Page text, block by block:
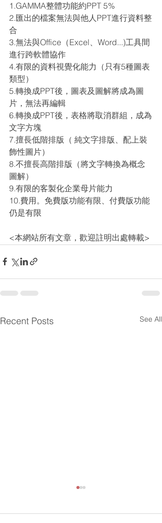
1.GAMMA整體功能約PPT 5%
2.匯出的檔案無法與他人PPT進行資料整
合
3.無法與Office（Excel、Word...)工具間
進行跨軟體協作
4.有限的資料視覺化能力（只有5種圖表
類型）
5.轉換成PPT後，圖表及圖解將成為圖
片，無法再編輯
6.轉換成PPT後，表格將取消群組，成為
文字方塊
7.擅長低階排版（ 純文字排版、配上裝
飾性圖片）
8.不擅長高階排版（將文字轉換為概念
圖解）
9.有限的客製化企業母片能力
10.費用。免費版功能有限、付費版功能
仍是有限
<本網站所有文章，歡迎註明出處轉載>
Recent Posts See All